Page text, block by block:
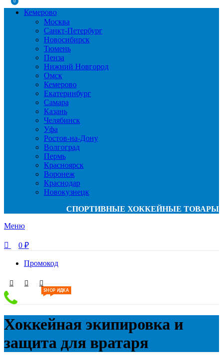
Кемерово
Москва
Санкт-Петербург
Новосибирск
Тюмень
Пенза
Нижний Новгород
Омск
Кемерово
Екатеринбург
Самара
Казань
Челябинск
Уфа
Ростов-на-Дону
Волгоград
Пермь
Красноярск
Воронеж
Краснодар
Новокузнецк
СПОРТИВНЫЕ ХОККЕЙНЫЕ ТОВАРЫ
Меню
0
0 ₽
Промокод
СКИДКА
Хоккейная экипировка и
защита для вратаря
SHOP